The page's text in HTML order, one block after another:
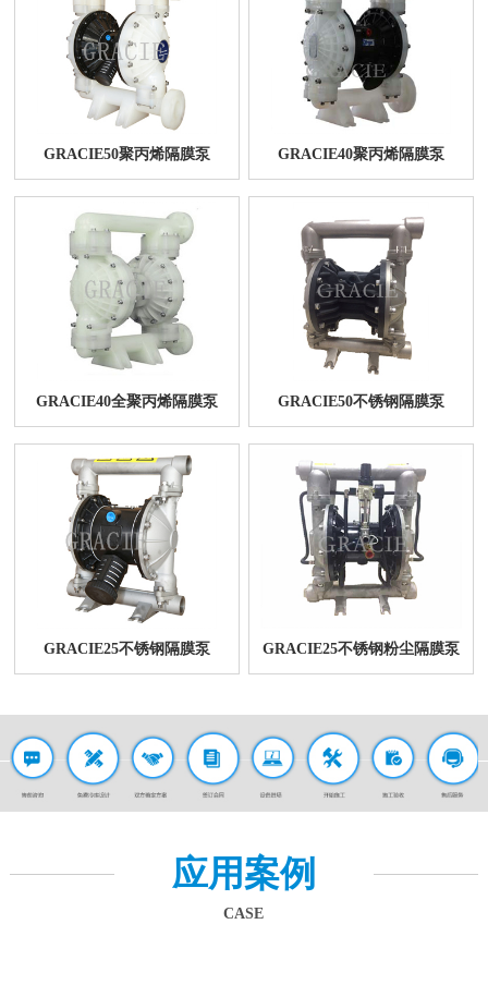
资料下载
联系我们
GRACIE50聚丙烯隔膜泵 GRACIE40聚丙烯隔膜泵
GRACIE40全聚丙烯隔膜泵 GRACIE50不锈钢隔膜泵
GRACIE25不锈钢隔膜泵 GRACIE25不锈钢粉尘隔膜泵
应用案例
CASE